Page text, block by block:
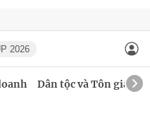
2026
Dân tộc và Tôn giáo